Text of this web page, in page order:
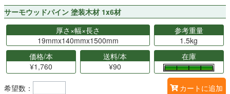
サーモウッドパイン 塗装木材 1x6材
厚さ×幅×長さ
19mmx140mmx1500mm
参考重量
1.5kg
価格/本
¥1,760
送料/本
¥90
在庫
希望数： カートに追加